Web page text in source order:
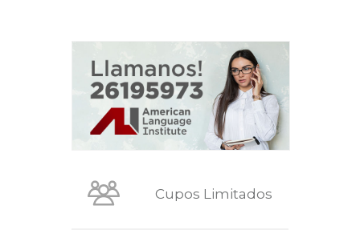
Cupos Limitados